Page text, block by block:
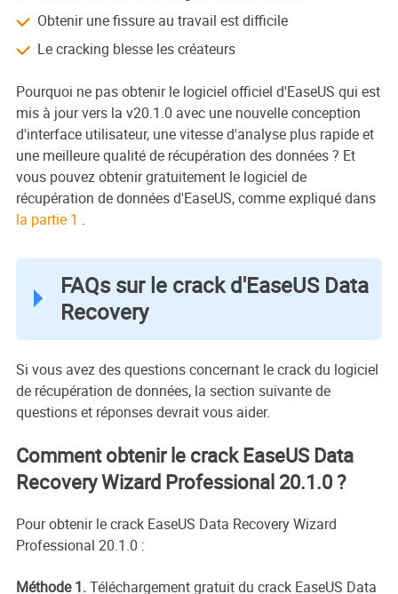
Obtenir une fissure au travail est difficile
Le cracking blesse les créateurs
Pourquoi ne pas obtenir le logiciel officiel d'EaseUS qui est
mis à jour vers la v20.1.0 avec une nouvelle conception
d'interface utilisateur, une vitesse d'analyse plus rapide et
une meilleure qualité de récupération des données ? Et
vous pouvez obtenir gratuitement le logiciel de
récupération de données d'EaseUS, comme expliqué dans
la partie 1 .
FAQs sur le crack d'EaseUS Data
Recovery
Si vous avez des questions concernant le crack du logiciel
de récupération de données, la section suivante de
questions et réponses devrait vous aider.
Comment obtenir le crack EaseUS Data
Recovery Wizard Professional 20.1.0 ?
Pour obtenir le crack EaseUS Data Recovery Wizard
Professional 20.1.0 :
Méthode 1.Téléchargement gratuit du crack EaseUS Data